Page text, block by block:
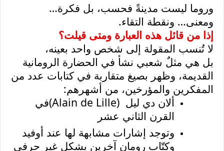
وروما ليست مدينةً فحسب، بل فكرة…
ومعنى… ونقطة التقاء.
إذا من قائل هذه العبارة ومتى قيلت؟
لا تُنسب المقولة إلى شخص واحد بعينه،
بل هي مثلٌ شعبي نشأ في الحضارة الرومانية
القديمة، وظهر بصيغ متقاربة في كتابات عدد من
المفكرين والمؤرخين، من أشهرهم:
ألان دي ليل (Alain de Lille)في
القرن الثاني عشر
وتوجد إشارات مشابهة لها عند أوفيد
وكتّاب رومان آخرين بشكل غير حرفي